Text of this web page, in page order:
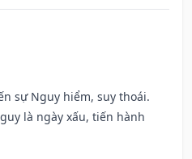
sự Nguy hiểm, suy thoái.
là ngày xấu, tiến hành